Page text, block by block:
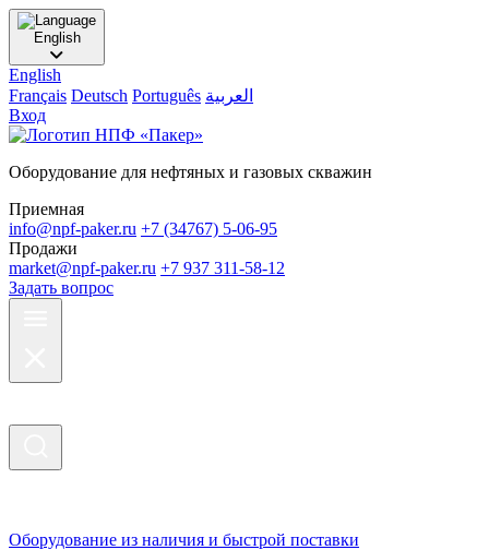
English
English
Français Deutsch Português العربية
Вход
Оборудование для нефтяных и газовых скважин
Приемная
info@npf-paker.ru +7 (34767) 5-06-95
Продажи
market@npf-paker.ru +7 937 311-58-12
Задать вопрос
Оборудование из наличия и быстрой поставки